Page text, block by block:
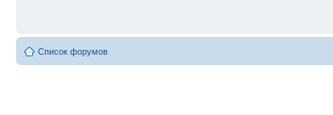
Список форумов